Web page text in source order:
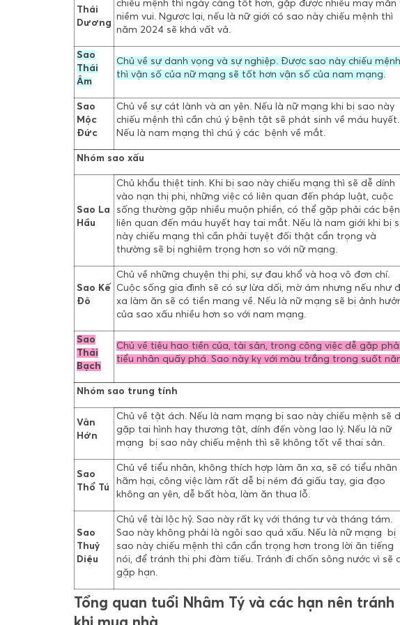
Thái
Dương
chiếu mệnh thì ngày càng tốt hơn, gặp được nhiều may mắn
niềm vui. Ngược lại, nếu là nữ giới có sao này chiếu mệnh thì
năm 2024 sẽ khá vất vả.
Sao
Thái
Âm
Chủ về sự danh vọng và sự nghiệp. Được sao này chiếu mệnh
thì vận số của nữ mạng sẽ tốt hơn vận số của nam mạng.
Sao
Mộc
Đức
Chủ về sự cát lành và an yên. Nếu là nữ mạng khi bị sao này
chiếu mệnh thì cần chú ý bệnh tật sẽ phát sinh về máu huyết.
Nếu là nam mạng thì chú ý các bệnh về mắt.
Nhóm sao xấu
Sao La
Hầu
Chủ khẩu thiệt tinh. Khi bị sao này chiếu mạng thì sẽ dễ dính
vào nạn thị phi, những việc có liên quan đến pháp luật, cuộc
sống thường gặp nhiều muộn phiền, có thể gặp phải các
liên quan đến máu huyết hay tai mắt. Nếu là nam giới khi bị
này chiếu mạng thì cần phải tuyệt đối thật cẩn trọng và
thường sẽ bị nghiêm trọng hơn so với nữ mạng.
Sao Kế
Đô
Chủ về những chuyện thị phi, sự đau khổ và hoạ vô đơn chí.
Cuộc sống gia đình sẽ có sự lừa dối, mờ ám nhưng nếu như
xa làm ăn sẽ có tiền mang về. Nếu là nữ mạng sẽ bị ảnh
của sao xấu nhiều hơn so với nam mạng.
Sao
Thái
Bạch
Chủ về tiêu hao tiền của, tài sản, trong công việc dễ gặp phải
tiểu nhân quấy phá. Sao này kỵ với màu trắng trong suốt
Nhóm sao trung tính
Vân
Hớn
Chủ về tật ách. Nếu là nam mạng bị sao này chiếu mệnh sẽ
gặp tai hình hay thương tật, dính đến vòng lao lý. Nếu là nữ
mạng bị sao này chiếu mệnh thì sẽ không tốt về thai sản.
Sao
Thổ Tú
Chủ về tiểu nhân, không thích hợp làm ăn xa, sẽ có tiểu nhân
hãm hại, công việc làm rất dễ bị ném đá giấu tay, gia đạo
không an yên, dễ bất hòa, làm ăn thua lỗ.
Sao
Thuỷ
Diệu
Chủ về tài lộc hỷ. Sao này rất kỵ với tháng tư và tháng tám.
Sao này không phải là ngôi sao quá xấu. Nếu là nữ mạng bị
sao này chiếu mệnh thì cần cẩn trọng hơn trong lời ăn tiếng
nói, để tránh thị phi đàm tiếu. Tránh đi chốn sông nước vì sẽ
gặp hạn.
Tổng quan tuổi Nhâm Tý và các hạn nên tránh